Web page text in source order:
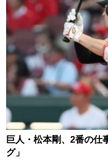
巨人・松本剛、2番の
グ」